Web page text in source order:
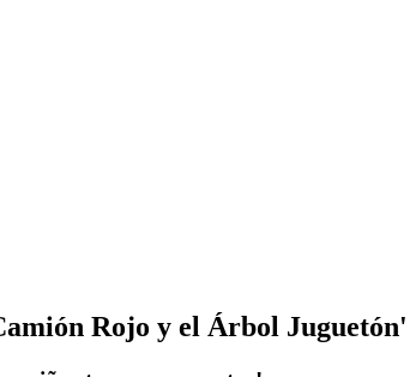
Rojo y el Árbol Juguetón'